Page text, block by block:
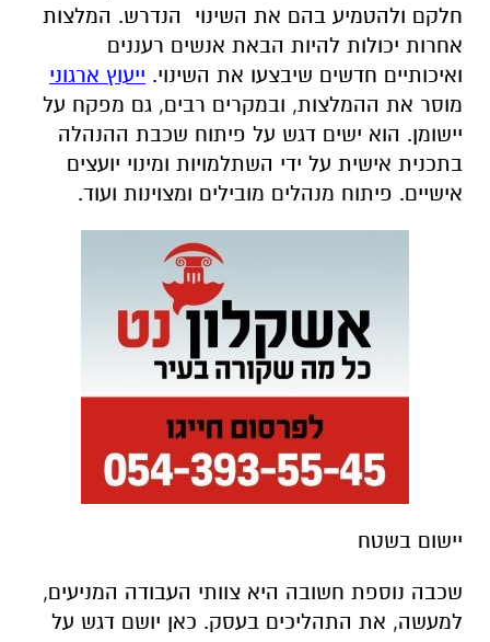
חלקם ולהטמיע בהם את השינוי הנדרש. המלצות
אחרות יכולות להיות הבאת אנשים רעננים
ואיכותיים חדשים שיבצעו את השינוי. ייעוץ ארגוני
מוסר את ההמלצות, ובמקרים רבים, גם מפקח על
יישומן. הוא ישים דגש על פיתוח שכבת ההנהלה
בתכנית אישית על ידי השתלמויות ומינוי יועצים
אישיים. פיתוח מנהלים מובילים ומצוינות ועוד.
יישום בשטח
שכבה נוספת חשובה היא צוותי העבודה המניעים,
למעשה, את התהליכים בעסק. כאן יושם דגש על